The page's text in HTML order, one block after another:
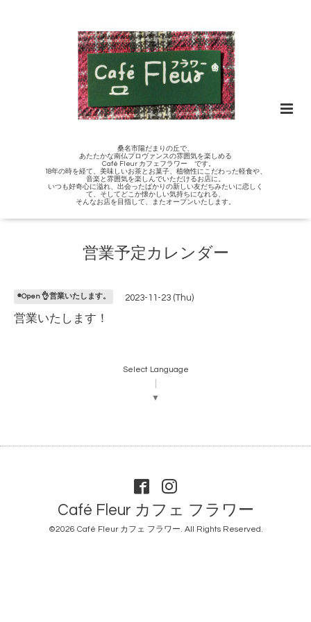
桑名市陽だまりの丘で、
あたたかな南仏プロヴァンスの雰囲気を楽しめる
Café Fleur カフェフラワー です。
18年の時を経て、美味しいお茶とお菓子、植物性にこだわった軽食や、
音楽と雰囲気を楽しんでいただけるお店に。
いつも好奇心に溢れ、出会ったばかりの新しい友だちみたいに恋しく
て、そしてどこか懐かしい気持ちになれる、
そんなお店を目指して、またオープンいたします。
営業予定カレンダー
◉Open 👌営業いたします。 2023-11-23 (Thu)
営業いたします！
Select Language
▼
Café Fleur カフェ フラワー
©2026 Café Fleur カフェ フラワー. All Rights Reserved.